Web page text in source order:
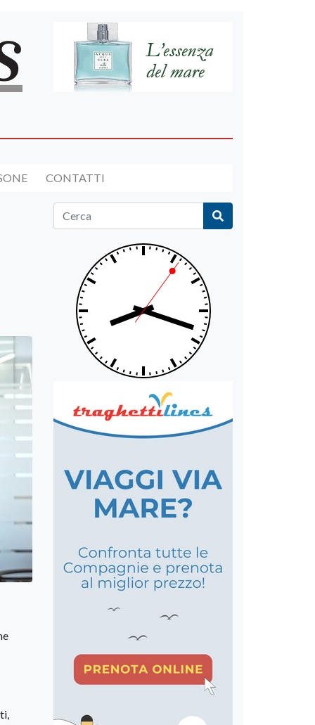
CONTATTI